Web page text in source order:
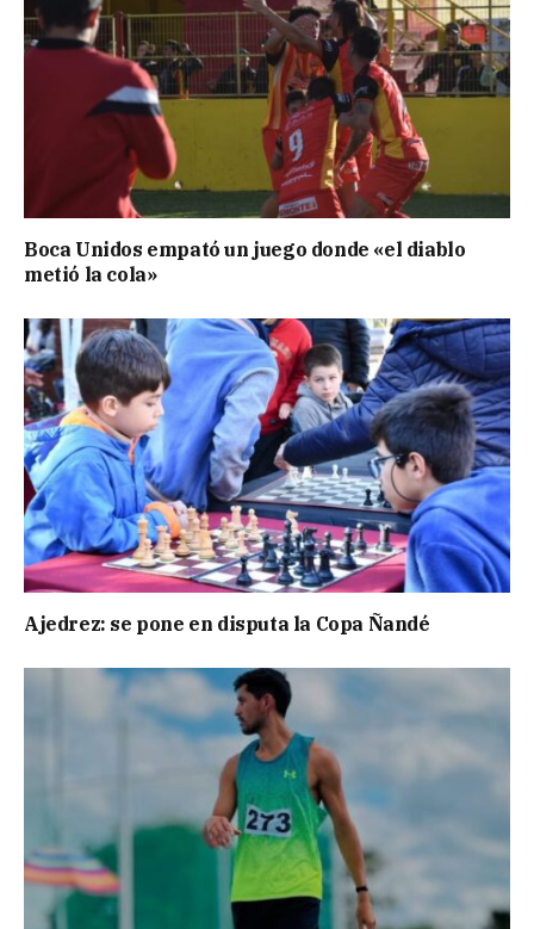
Boca Unidos empató un juego donde «el diablo
metió la cola»
Ajedrez: se pone en disputa la Copa Ñandé